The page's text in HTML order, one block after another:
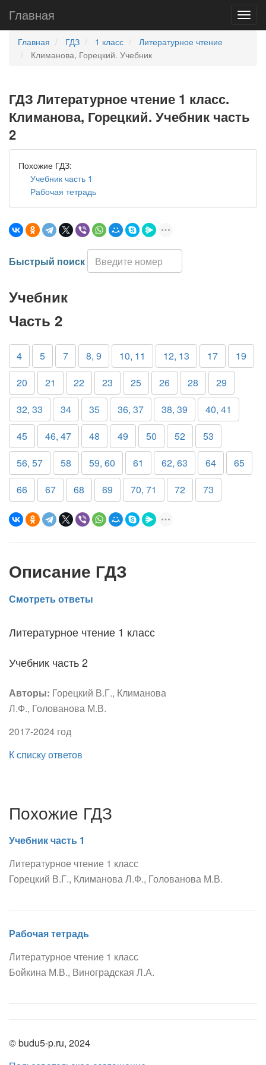
Главная
Главная ГДЗ 1 класс
Литературное чтение
Климанова, Горецкий. Учебник
ГДЗ Литературное чтение 1 класс.
Климанова, Горецкий. Учебник часть
2
Похожие ГДЗ:
Учебник часть 1
Рабочая тетрадь
Быстрый поиск
Учебник
Часть 2
4 5 7 8, 9 10, 11 12, 13 17
19
20
21 22 23 25 26 28
29
32, 33
34 35 36, 37 38, 39
40, 41
45
46, 47 48 49 50 52
53
56, 57
58 59, 60 61 62, 63 64
65
66
67 68 69 70, 71 72 73
Описание ГДЗ
Смотреть ответы
Литературное чтение 1 класс
Учебник часть 2
Авторы: Горецкий В.Г., Климанова
Л.Ф., Голованова М.В.
2017-2024 год
К списку ответов
Похожие ГДЗ
Учебник часть 1
Литературное чтение 1 класс
Горецкий В.Г., Климанова Л.Ф., Голованова М.В.
Рабочая тетрадь
Литературное чтение 1 класс
Бойкина М.В., Виноградская Л.А.
© budu5-p.ru, 2024